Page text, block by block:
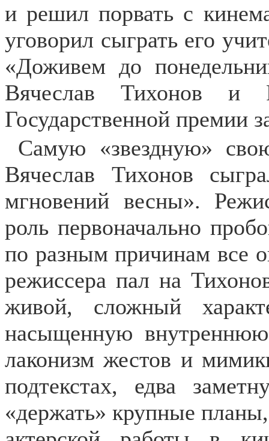
и решил порвать с
уговорил сыграть его
«Доживем до
Вячеслав Тихонов и
Государственной премии
Самую «звездную»
Вячеслав Тихонов
мгновений весны».
роль первоначально
по разным причинам все
режиссера пал на
живой, сложный
насыщенную
лаконизм жестов и
подтекстах, едва
«держать» крупные